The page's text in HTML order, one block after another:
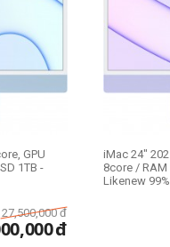
GPU
1TB -
27,500,000 đ
đ
iMac 24"
8core / RAM
Likenew 99%